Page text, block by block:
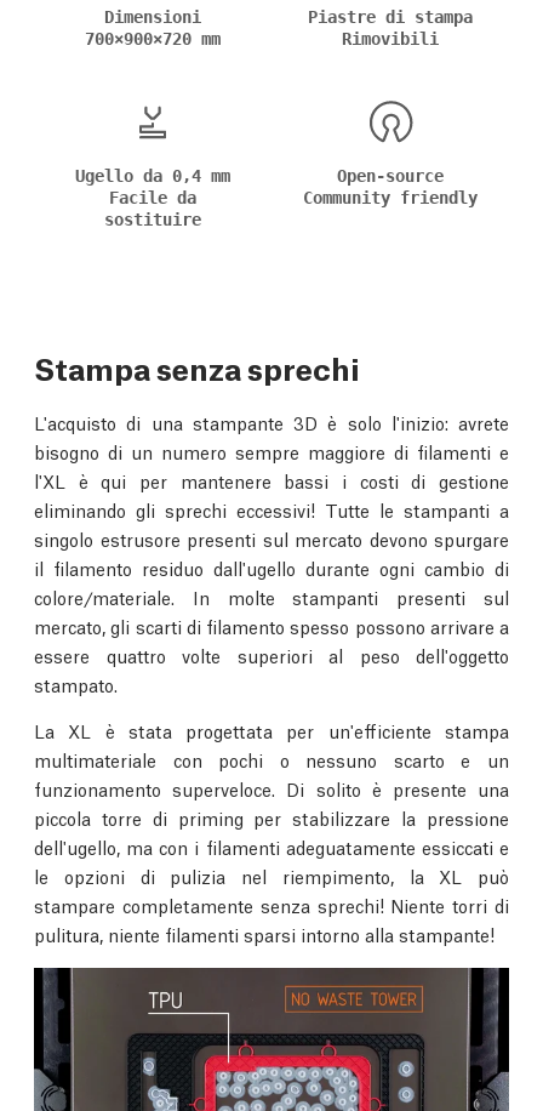
Dimensioni
700×900×720 mm
Piastre di stampa
Rimovibili
Ugello da 0,4 mm
Facile da
sostituire
Open-source
Community friendly
Stampa senza sprechi
L'acquisto di una stampante 3D è solo l'inizio: avrete
bisogno di un numero sempre maggiore di filamenti e
l'XL è qui per mantenere bassi i costi di gestione
eliminando gli sprechi eccessivi! Tutte le stampanti a
singolo estrusore presenti sul mercato devono spurgare
il filamento residuo dall'ugello durante ogni cambio di
colore/materiale. In molte stampanti presenti sul
mercato, gli scarti di filamento spesso possono arrivare a
essere quattro volte superiori al peso dell'oggetto
stampato.
La XL è stata progettata per un'efficiente stampa
multimateriale con pochi o nessuno scarto e un
funzionamento superveloce. Di solito è presente una
piccola torre di priming per stabilizzare la pressione
dell'ugello, ma con i filamenti adeguatamente essiccati e
le opzioni di pulizia nel riempimento, la XL può
stampare completamente senza sprechi! Niente torri di
pulitura, niente filamenti sparsi intorno alla stampante!